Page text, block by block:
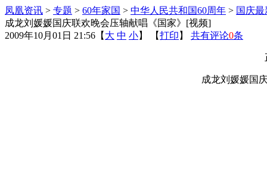
凤凰资讯 > 专题 > 60年家国 > 中华人民共和国60周年 > 国庆
成龙刘媛媛国庆联欢晚会压轴献唱《国家》[视频]
2009年10月01日 21:56 【 大 中 小】 【打印 】 共有评论0条
成龙刘媛媛国